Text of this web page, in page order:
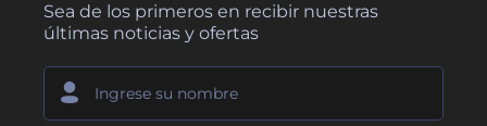
Sea de los primeros en recibir nuestras
últimas noticias y ofertas